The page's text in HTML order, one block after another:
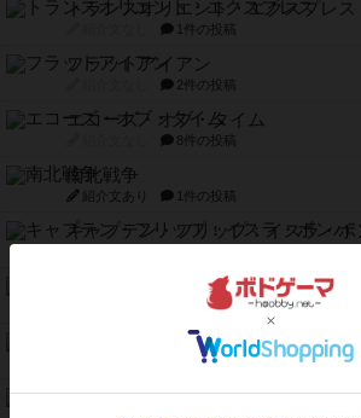
トランスオリエント・エクスプレス
1件の投稿
フラットアイアン
2件の投稿
エコーズ・オブ・タイム
8件の投稿
南北戦争
紹介文あり 1件の投稿
キャプテン・フリップ：イスラ・ボ
メメントオンラインタクティクス
4件の投稿
1件の投稿
クリーグ